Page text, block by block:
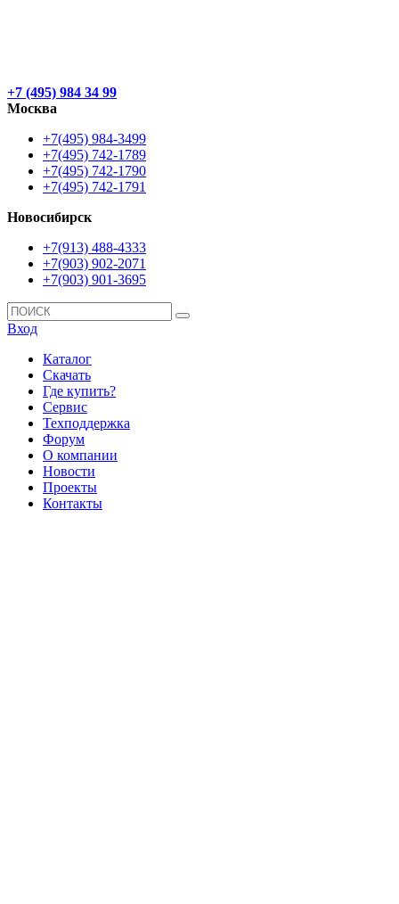
+7 (495) 984 34 99
Москва
+7(495) 984-3499
+7(495) 742-1789
+7(495) 742-1790
+7(495) 742-1791
Новосибирск
+7(913) 488-4333
+7(903) 902-2071
+7(903) 901-3695
Вход
Каталог
Скачать
Где купить?
Сервис
Техподдержка
Форум
О компании
Новости
Проекты
Контакты